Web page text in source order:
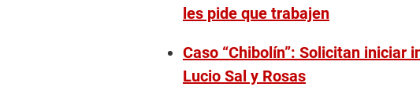
les pide que trabajen
Caso “Chibolín”: Solicitan iniciar
Lucio Sal y Rosas